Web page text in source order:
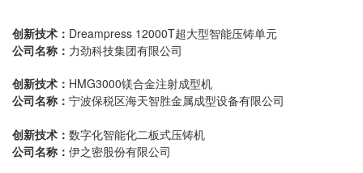
创新技术： Dreampress 12000T超大型智能压铸单元
公司名称： 力劲科技集团有限公司
创新技术： HMG3000镁合金注射成型机
公司名称： 宁波保税区海天智胜金属成型设备有限公司
创新技术： 数字化智能化二板式压铸机
公司名称： 伊之密股份有限公司